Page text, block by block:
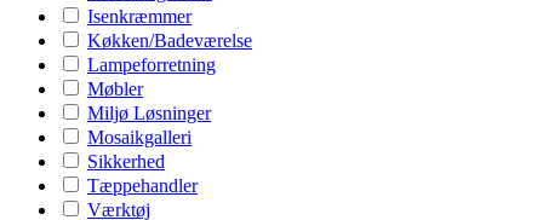
Isenkræmmer
Køkken/Badeværelse
Lampeforretning
Møbler
Miljø Løsninger
Mosaikgalleri
Sikkerhed
Tæppehandler
Værktøj